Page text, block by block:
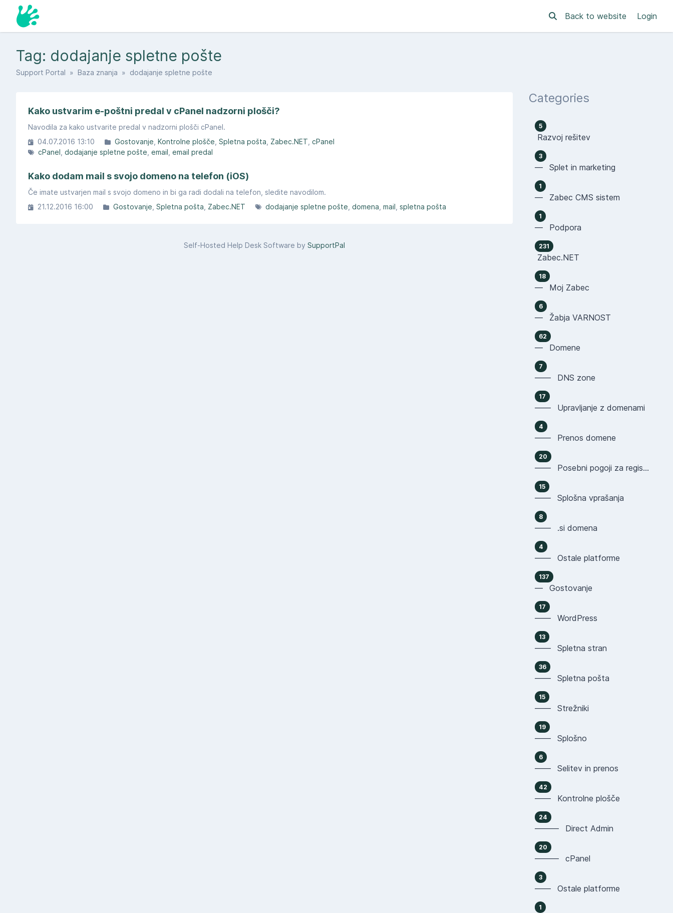
Back to website Login
Tag: dodajanje spletne pošte
Support Portal » Baza znanja » dodajanje spletne pošte
Kako ustvarim e-poštni predal v cPanel nadzorni plošči?
Navodila za kako ustvarite predal v nadzorni plošči cPanel.
04.07.2016 13:10
Gostovanje Kontrolne plošče Spletna pošta Zabec.NET cPanel
cPanel dodajanje spletne pošte email email predal
Kako dodam mail s svojo domeno na telefon (iOS)
Če imate ustvarjen mail s svojo domeno in bi ga radi dodali na telefon, sledite navodilom.
21.12.2016 16:00
Gostovanje Spletna pošta Zabec.NET dodajanje spletne pošte domena mail spletna pošta
Self-Hosted Help Desk Software by SupportPal
Categories
5
Razvoj rešitev
3
— Splet in marketing
1
— Zabec CMS sistem
1
— Podpora
231
Zabec.NET
18
— Moj Zabec
6
— Žabja VARNOST
62
— Domene
7
—— DNS zone
17
—— Upravljanje z domenami
4
—— Prenos domene
20
—— Posebni pogoji za registracijo domen
15
—— Splošna vprašanja
8
—— .si domena
4
—— Ostale platforme
137
— Gostovanje
17
—— WordPress
13
—— Spletna stran
36
—— Spletna pošta
15
—— Strežniki
19
—— Splošno
6
—— Selitev in prenos
42
—— Kontrolne plošče
24
——— Direct Admin
20
——— cPanel
3
—— Ostale platforme
1